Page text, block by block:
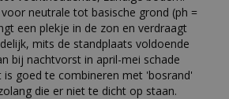
neutrale tot basische grond (ph =
een plekje in de zon en verdraagt
mits de standplaats voldoende
bij nachtvorst in april-mei schade
is goed te combineren met 'bosrand'
die er niet te dicht op staan.